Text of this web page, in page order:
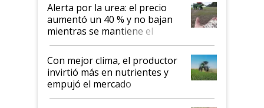
Alerta por la urea: el precio
aumentó un 40 % y no bajan
mientras se mantiene el
conflicto en Medio Oriente
Con mejor clima, el productor
invirtió más en nutrientes y
empujó el mercado